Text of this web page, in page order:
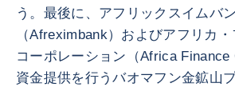
う。最後に、アフリックスイムバ
（Afreximbank）およびアフリカ・
コーポレーション（Africa Finance
資金提供を行うバオマフン金鉱山